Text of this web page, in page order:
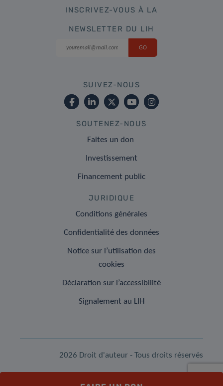
INSCRIVEZ-VOUS À LA
NEWSLETTER DU LIH
SUIVEZ-NOUS
SOUTENEZ-NOUS
Faites un don
Investissement
Financement public
JURIDIQUE
Conditions générales
Confidentialité des données
Notice sur l’utilisation des
cookies
Déclaration sur l’accessibilité
Signalement au LIH
2026 Droit d'auteur - Tous droits réservés